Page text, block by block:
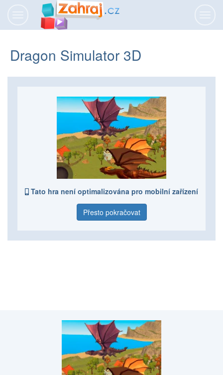
Dragon Simulator 3D
Tato hra není optimalizována pro mobilní zařízení
Přesto pokračovat